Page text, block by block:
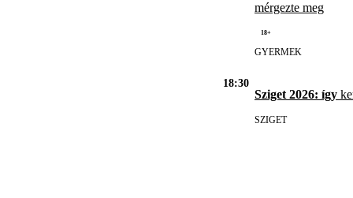
mérgezte meg
18+
GYERMEK
18:30
Sziget 2026: így
SZIGET